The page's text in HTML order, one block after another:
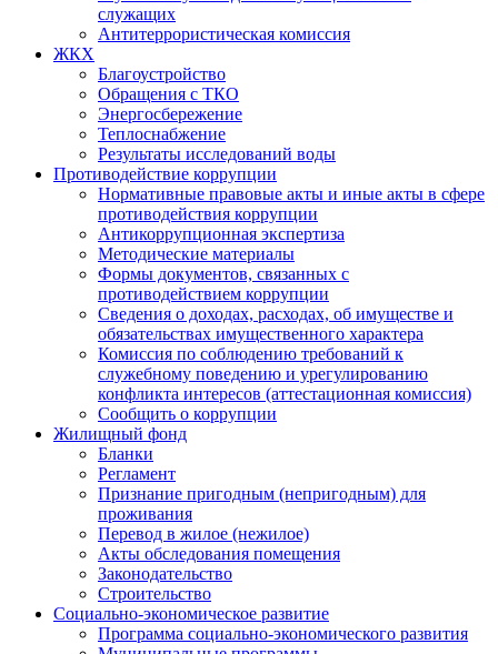
служащих
Антитеррористическая комиссия
ЖКХ
Благоустройство
Обращения с ТКО
Энергосбережение
Теплоснабжение
Результаты исследований воды
Противодействие коррупции
Нормативные правовые акты и иные акты в сфере
противодействия коррупции
Антикоррупционная экспертиза
Методические материалы
Формы документов, связанных с
противодействием коррупции
Сведения о доходах, расходах, об имуществе и
обязательствах имущественного характера
Комиссия по соблюдению требований к
служебному поведению и урегулированию
конфликта интересов (аттестационная комиссия)
Сообщить о коррупции
Жилищный фонд
Бланки
Регламент
Признание пригодным (непригодным) для
проживания
Перевод в жилое (нежилое)
Акты обследования помещения
Законодательство
Строительство
Социально-экономическое развитие
Программа социально-экономического развития